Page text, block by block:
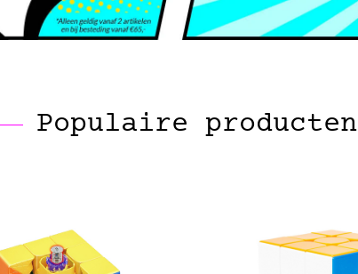
Populaire producten